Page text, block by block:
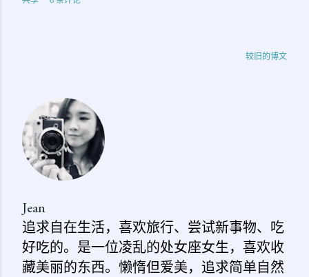
较旧的博文
Jean
追求自在生活，喜欢旅行、尝试新事物、吃
好吃的。是一位凌乱的处女座女生，喜欢收
藏美丽的东西。懒惰但爱美，追求简单自然